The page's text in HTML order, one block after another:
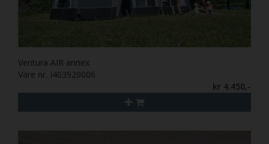
Ventura AIR annex
Vare nr. I403920006
kr 4.450,-